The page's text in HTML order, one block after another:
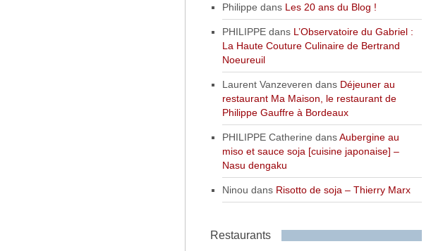
Philippe dans Les 20 ans du Blog !
PHILIPPEdans L’Observatoire du Gabriel :
La Haute Couture Culinaire de Bertrand
Noeureuil
Laurent Vanzeveren dans Déjeuner au
restaurant Ma Maison, le restaurant de
Philippe Gauffre à Bordeaux
PHILIPPE Catherine dansAubergine au
miso et sauce soja [cuisine japonaise] –
Nasu dengaku
Ninou dans Risotto de soja – Thierry Marx
Restaurants